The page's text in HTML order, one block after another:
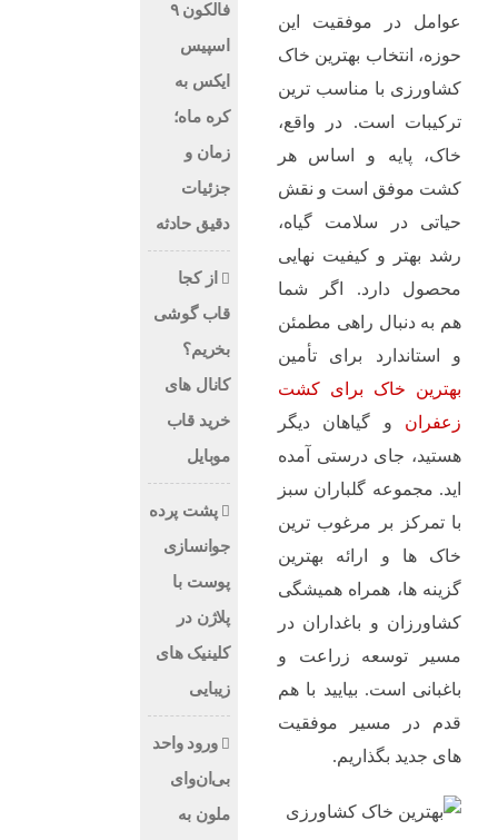
عوامل در موفقیت این
حوزه، انتخاب بهترین خاک
کشاورزی با مناسب‌ ترین
ترکیبات است. در واقع،
خاک، پایه و اساس هر
کشت موفق است و نقش
حیاتی در سلامت گیاه،
رشد بهتر و کیفیت نهایی
محصول دارد. اگر شما
هم به دنبال راهی مطمئن
و استاندارد برای تأمین
بهترین خاک برای کشت
زعفران و گیاهان دیگر
هستید، جای درستی آمده‌
اید. مجموعه گلباران سبز
با تمرکز بر مرغوب‌ ترین
خاک‌ ها و ارائه بهترین
گزینه ‌ها، همراه همیشگی
کشاورزان و باغداران در
مسیر توسعه زراعت و
باغبانی است. بیایید با هم
قدم در مسیر موفقیت‌
های جدید بگذاریم.
فالکون ۹
اسپیس
ایکس به
کره ماه؛
زمان و
جزئیات
دقیق حادثه
از کجا
قاب گوشی
بخریم؟
کانال های
خرید قاب
موبایل
پشت پرده
جوانسازی
پوست با
پلاژن در
کلینیک های
زیبایی
ورود واحد
بی‌ان‌وای
ملون به